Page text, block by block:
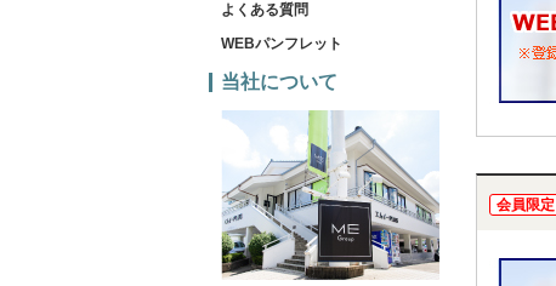
会員限定
よくある質問
WEBパンフレット
当社について